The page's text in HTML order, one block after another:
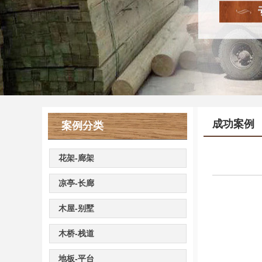
案例分类
花架-廊架
凉亭-长廊
木屋-别墅
木桥-栈道
地板-平台
成功案例